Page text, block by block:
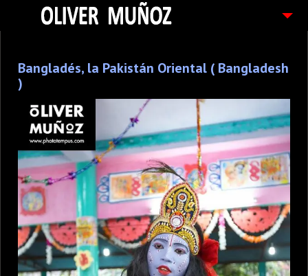
FOTOGRAFIAS
PEDIDOS
Bangladés, la Pakistán Oriental ( Bangladesh
)